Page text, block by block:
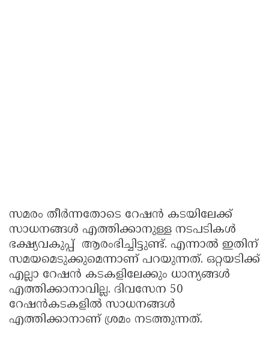
സമരം തീർന്നതോടെ റേഷൻ കടയിലേക്ക്
സാധനങ്ങൾ എത്തിക്കാനുള്ള നടപടികൾ
ഭക്ഷ്യവകുപ്പ് ആരംഭിച്ചിട്ടുണ്ട്. എന്നാൽ ഇതിന്
സമയമെടുക്കുമെന്നാണ് പറയുന്നത്. ഒറ്റയടിക്ക്
എല്ലാ റേഷൻ കടകളിലേക്കും ധാന്യങ്ങൾ
എത്തിക്കാനാവില്ല. ദിവസേന 50
റേഷൻകടകളിൽ സാധനങ്ങൾ
എത്തിക്കാനാണ് ശ്രമം നടത്തുന്നത്.